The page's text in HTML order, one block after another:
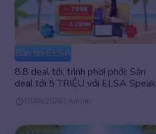
Bản tin ELSA
8.8 deal tới, trình phơi phới: Săn
deal tới 5 TRIỆU với ELSA Speak
07/08/2026 | Admin